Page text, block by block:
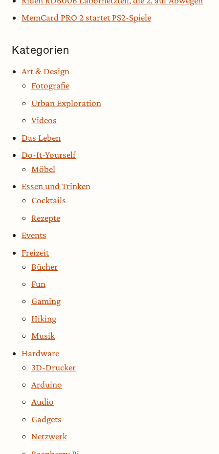
MemCard PRO 2 startet PS2-Spiele
Kategorien
Art & Design
Fotografie
Urban Exploration
Videos
Das Leben
Do-It-Yourself
Möbel
Essen und Trinken
Cocktails
Rezepte
Events
Freizeit
Bücher
Fun
Gaming
Hiking
Musik
Hardware
3D-Drucker
Arduino
Audio
Gadgets
Netzwerk